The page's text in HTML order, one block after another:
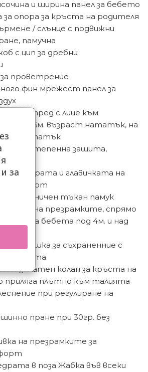
и ширина панел за бебето
за опора за кръста на родителя
/ слънце с подвижни
памучна
с цип за дребни
проветрение
фин мрежест панел за
– отпред с лице към
от 6м. възраст нататък, на
нататък
с 3 степенна защита,
бедрата и главичката на
комфорт
органичен тъкан памук
на презрамките, спрямо
за бебета под 4м. и над
мешка за съхраненние с
комплекта
подплатен колан за кръста на
приляга плътно към талията
при регулиране на
пране при 30гр. без
на презрамките за
в поза Жабка във всеки
за